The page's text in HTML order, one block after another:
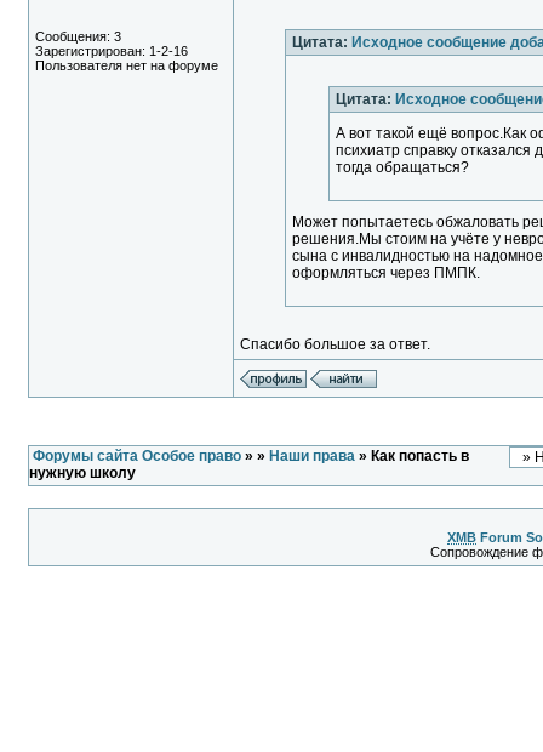
Сообщения: 3
Зарегистрирован: 1-2-16
Пользователя нет на форуме
Цитата: Исходное сообщение
Цитата: Исходное
А вот такой ещё вопрос.Как
психиатр справку отказался
тогда обращаться?
Может попытаетесь обжаловать
решения.Мы стоим на учёте у
сына с инвалидностью на
оформляться через ПМПК.
Спасибо большое за ответ.
Форумы сайта Особое право» » Наши права» Как попасть в
нужную школу
XMB Forum
Сопровождение